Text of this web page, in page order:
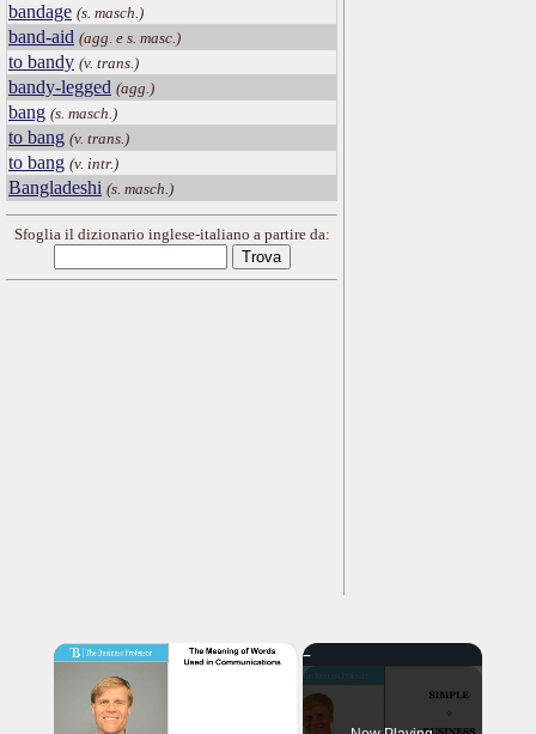
bandage (s. masch.)
band-aid (agg. e s. masc.)
to bandy (v. trans.)
bandy-legged (agg.)
bang (s. masch.)
to bang (v. trans.)
to bang (v. intr.)
Bangladeshi (s. masch.)
Sfoglia il dizionario inglese-italiano a partire da:
×